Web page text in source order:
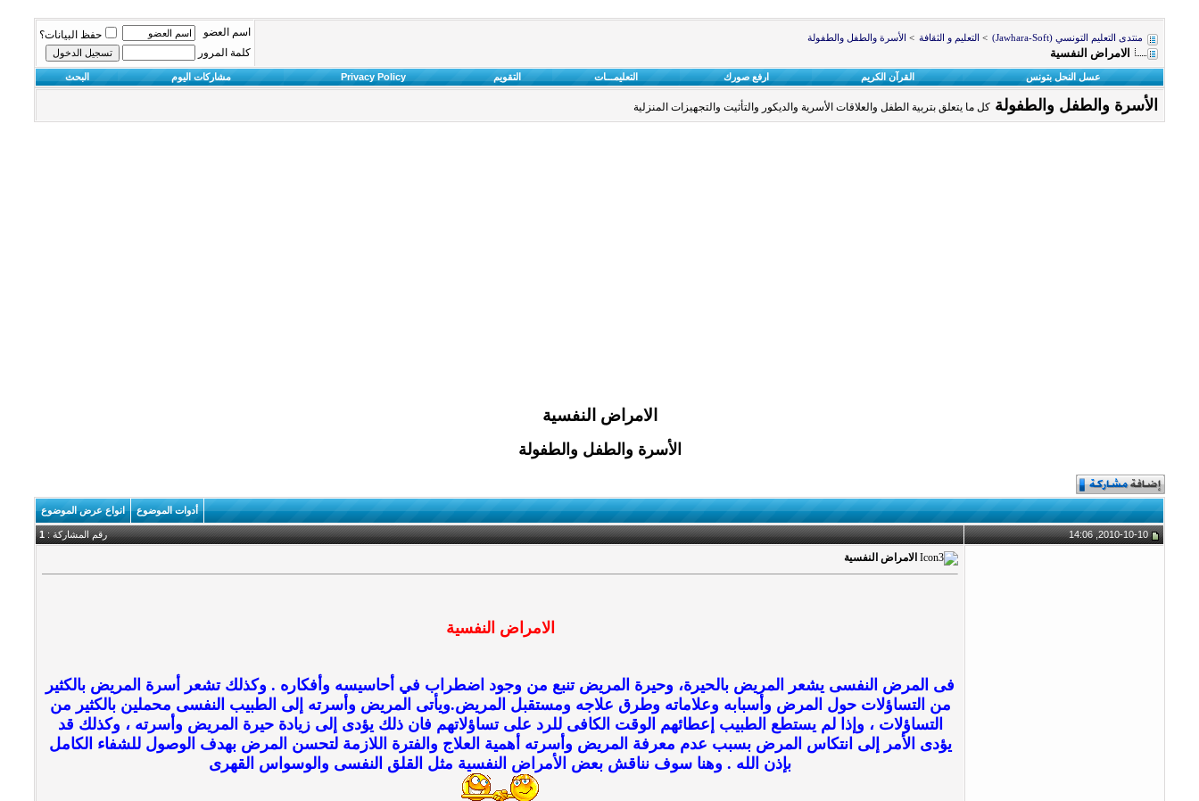
منتدى التعليم التونسي (Jawhara-Soft) > التعليم و الثقافة > الأسرة والطفل والطفولة
الامراض النفسية
اسم العضو
حفظ البيانات؟
كلمة المرور
عسل النحل بتونس القرآن الكريم ارفع صورك التعليمـــات التقويم Privacy Policy مشاركات اليوم البحث
الأسرة والطفل والطفولة كل ما يتعلق بتربية الطفل والعلاقات الأسرية والديكور والتأثيت والتجهيزات المنزلية
الامراض النفسية
الأسرة والطفل والطفولة
أدوات الموضوع انواع عرض الموضوع
2010-10-10, 14:06 رقم المشاركة :1
الامراض النفسية
الامراض النفسية
فى المرض النفسى يشعر المريض بالحيرة، وحيرة المريض تنبع من وجود اضطراب في أحاسيسه وأفكاره . وكذلك تشعر أسرة المريض بالكثير
من التساؤلات حول المرض وأسبابه وعلاماته وطرق علاجه ومستقبل المريض.ويأتى المريض وأسرته إلى الطبيب النفسى محملين بالكثير من
التساؤلات ، وإذا لم يستطع الطبيب إعطائهم الوقت الكافى للرد على تساؤلاتهم فان ذلك يؤدى إلى زيادة حيرة المريض وأسرته ، وكذلك قد
يؤدى الأمر إلى انتكاس المرض بسبب عدم معرفة المريض وأسرته أهمية العلاج والفترة اللازمة لتحسن المرض بهدف الوصول للشفاء الكامل
بإذن الله . وهنا سوف نناقش بعض الأمراض النفسية مثل القلق النفسى والوسواس القهرى